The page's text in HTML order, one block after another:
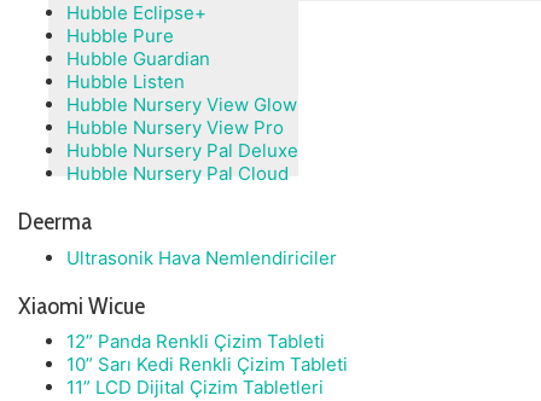
Hubble Eclipse+
Hubble Pure
Hubble Guardian
Hubble Listen
Hubble Nursery View Glow
Hubble Nursery View Pro
Hubble Nursery Pal Deluxe
Hubble Nursery Pal Cloud
Deerma
Ultrasonik Hava Nemlendiriciler
Xiaomi Wicue
12” Panda Renkli Çizim Tableti
10” Sarı Kedi Renkli Çizim Tableti
11” LCD Dijital Çizim Tabletleri